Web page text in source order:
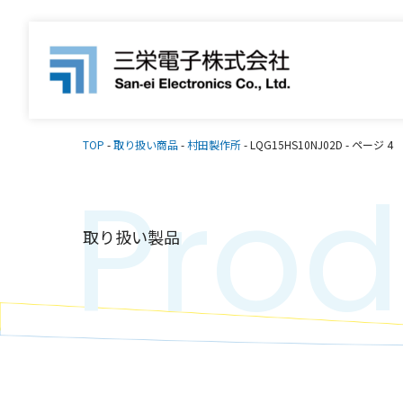
TOP -取り扱い商品-村田製作所-LQG15HS10NJ02D - ページ 4
取り扱い製品